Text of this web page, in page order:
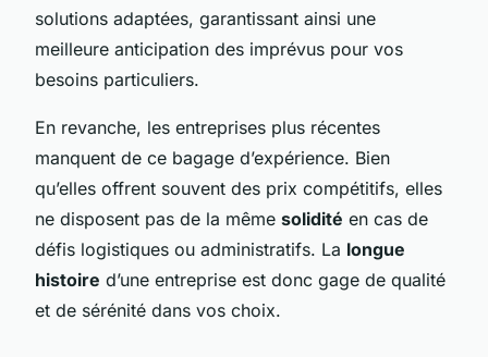
solutions adaptées, garantissant ainsi une
meilleure anticipation des imprévus pour vos
besoins particuliers.
En revanche, les entreprises plus récentes
manquent de ce bagage d’expérience. Bien
qu’elles offrent souvent des prix compétitifs, elles
ne disposent pas de la même solidité en cas de
défis logistiques ou administratifs. La longue
histoire d’une entreprise est donc gage de qualité
et de sérénité dans vos choix.